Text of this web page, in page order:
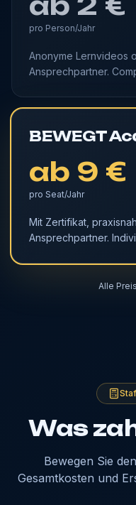
pro Person/Jahr
Anonyme Lernvideos
Ansprechpartner.
BEWEGT
ab 9 €
pro Seat/Jahr
Mit Zertifikat,
Ansprechpartner.
Alle
Was
Bewegen Sie
Gesamtkosten und